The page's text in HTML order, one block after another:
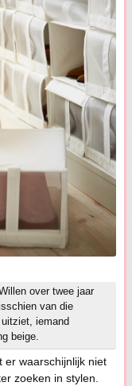
over twee jaar
van die
iemand
beige.
er waarschijnlijk niet
zoeken in stylen.